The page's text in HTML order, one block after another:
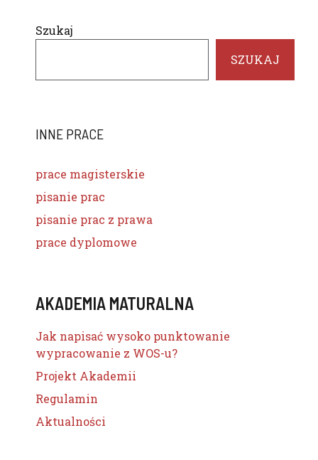
Szukaj
SZUKAJ
INNE PRACE
prace magisterskie
pisanie prac
pisanie prac z prawa
prace dyplomowe
AKADEMIA MATURALNA
Jak napisać wysoko punktowanie
wypracowanie z WOS-u?
Projekt Akademii
Regulamin
Aktualności